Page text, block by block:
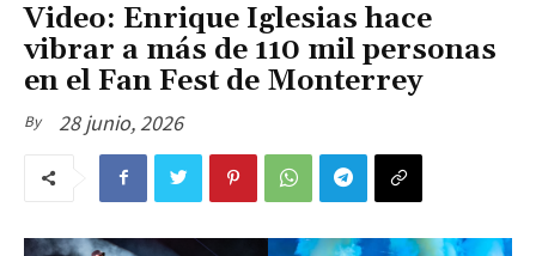
Video: Enrique Iglesias hace
vibrar a más de 110 mil personas
en el Fan Fest de Monterrey
By 28 junio, 2026